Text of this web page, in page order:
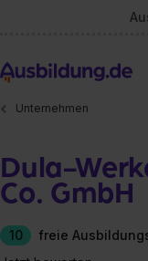
Unternehmen
Dula-
Co. GmbH
10
freie